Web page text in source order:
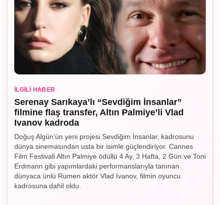
İLGILI HABER
Serenay Sarıkaya’lı “Sevdiğim İnsanlar”
filmine flaş transfer, Altın Palmiye’li Vlad
Ivanov kadroda
Doğuş Algün’ün yeni projesi Sevdiğim İnsanlar, kadrosunu
dünya sinemasından usta bir isimle güçlendiriyor. Cannes
Film Festivali Altın Palmiye ödüllü 4 Ay, 3 Hafta, 2 Gün ve Toni
Erdmann gibi yapımlardaki performanslarıyla tanınan
dünyaca ünlü Rumen aktör Vlad Ivanov, filmin oyuncu
kadrosuna dahil oldu.